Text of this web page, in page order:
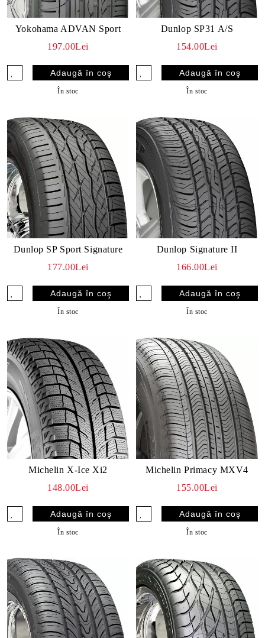
Yokohama ADVAN Sport
197.00Lei
În stoc
Dunlop SP31 A/S
154.00Lei
În stoc
Dunlop SP Sport Signature
177.00Lei
În stoc
Dunlop Signature II
166.00Lei
În stoc
Michelin X-Ice Xi2
148.00Lei
În stoc
Michelin Primacy MXV4
155.00Lei
În stoc